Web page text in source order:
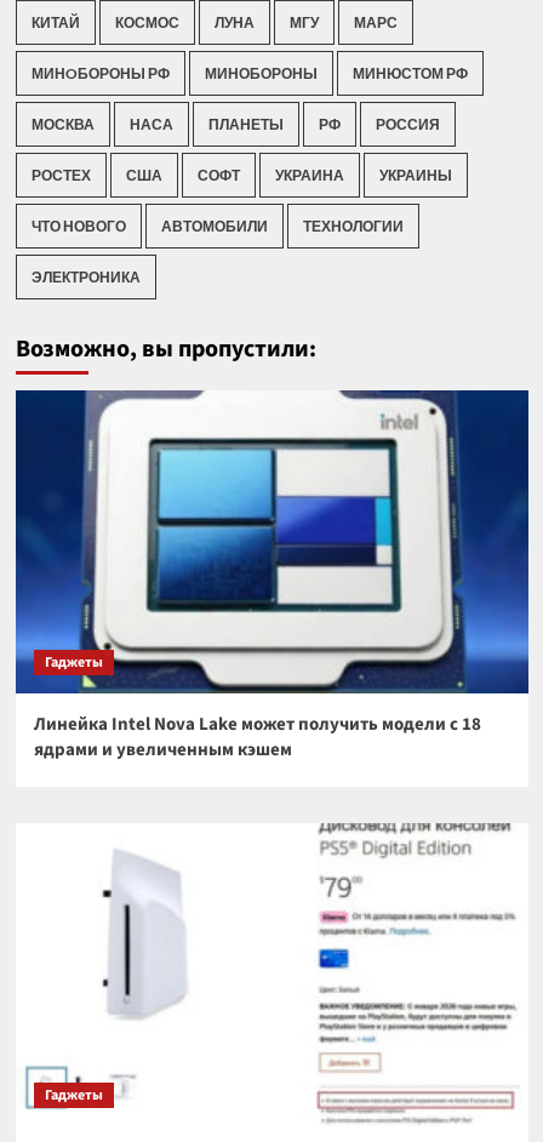
КИТАЙ КОСМОС ЛУНА МГУ МАРС
МИНOБОРОНЫ РФ МИНОБОРОНЫ МИНЮСТОМ РФ
МОСКВА НАСА ПЛАНЕТЫ РФ РОССИЯ
РОСТЕХ США СОФТ УКРАИНА УКРАИНЫ
ЧТО НОВОГО АВТОМОБИЛИ ТЕХНОЛОГИИ
ЭЛЕКТРОНИКА
Возможно, вы пропустили:
Гаджеты
Линейка Intel Nova Lake может получить модели с 18
ядрами и увеличенным кэшем
Гаджеты